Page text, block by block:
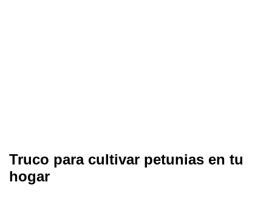
Truco para cultivar petunias en tu
hogar